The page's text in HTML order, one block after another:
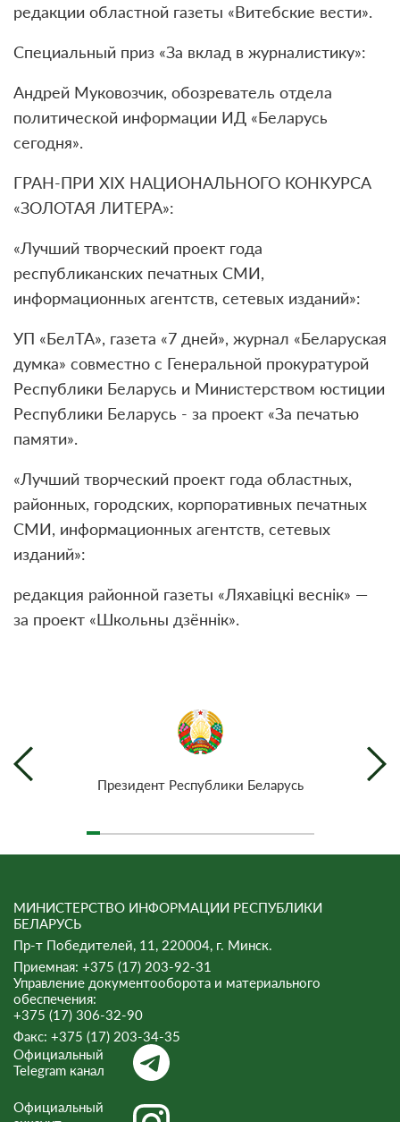
редакции областной газеты «Витебские вести».
Специальный приз «За вклад в журналистику»:
Андрей Муковозчик, обозреватель отдела
политической информации ИД «Беларусь
сегодня».
ГРАН-ПРИ XIX НАЦИОНАЛЬНОГО КОНКУРСА
«ЗОЛОТАЯ ЛИТЕРА»:
«Лучший творческий проект года
республиканских печатных СМИ,
информационных агентств, сетевых изданий»:
УП «БелТА», газета «7 дней», журнал «Беларуская
думка» совместно с Генеральной прокуратурой
Республики Беларусь и Министерством юстиции
Республики Беларусь - за проект «За печатью
памяти».
«Лучший творческий проект года областных,
районных, городских, корпоративных печатных
СМИ, информационных агентств, сетевых
изданий»:
редакция районной газеты «Ляхавіцкі веснік» —
за проект «Школьны дзённік».
Президент Республики Беларусь
МИНИСТЕРСТВО ИНФОРМАЦИИ РЕСПУБЛИКИ
БЕЛАРУСЬ
Пр-т Победителей, 11, 220004, г. Минск.
Приемная: +375 (17) 203-92-31
Управление документооборота и материального
обеспечения:
+375 (17) 306-32-90
Факс: +375 (17) 203-34-35
Официальный
Telegram канал
Официальный